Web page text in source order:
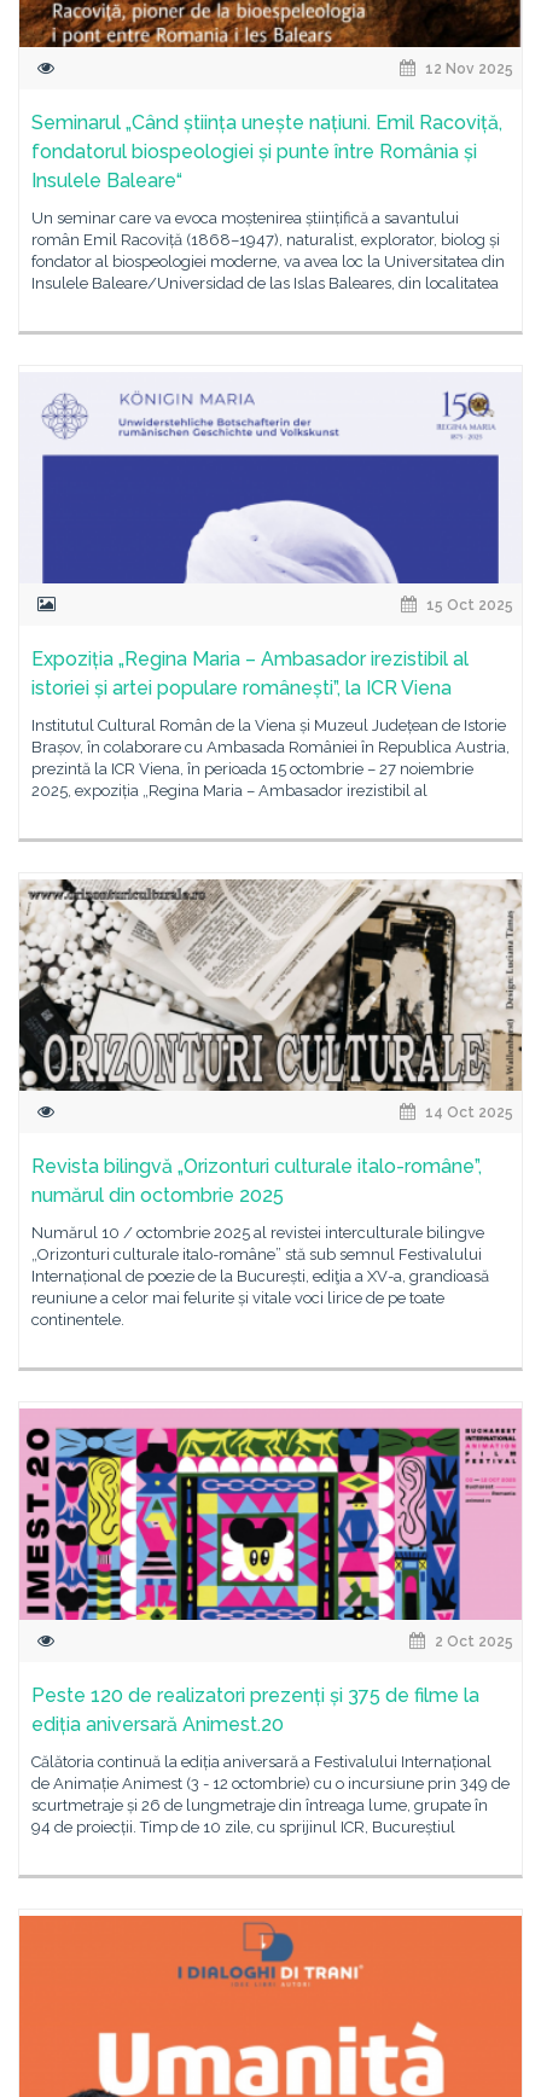
12 Nov 2025
Seminarul „Când știința unește națiuni. Emil Racoviță,
fondatorul biospeologiei și punte între România și
Insulele Baleare“
Un seminar care va evoca moștenirea științifică a savantului
român Emil Racoviță (1868–1947), naturalist, explorator, biolog și
fondator al biospeologiei moderne, va avea loc la Universitatea din
Insulele Baleare/Universidad de las Islas Baleares, din localitatea
15 Oct 2025
Expoziția „Regina Maria – Ambasador irezistibil al
istoriei și artei populare românești”, la ICR Viena
Institutul Cultural Român de la Viena și Muzeul Județean de Istorie
Brașov, în colaborare cu Ambasada României în Republica Austria,
prezintă la ICR Viena, în perioada 15 octombrie – 27 noiembrie
2025, expoziția „Regina Maria – Ambasador irezistibil al
14 Oct 2025
Revista bilingvă „Orizonturi culturale italo-române”,
numărul din octombrie 2025
Numărul 10 / octombrie 2025 al revistei interculturale bilingve
„Orizonturi culturale italo-române” stă sub semnul Festivalului
Internațional de poezie de la București, ediţia a XV-a, grandioasă
reuniune a celor mai felurite și vitale voci lirice de pe toate
continentele.
2 Oct 2025
Peste 120 de realizatori prezenți și 375 de filme la
ediția aniversară Animest.20
Călătoria continuă la ediția aniversară a Festivalului Internațional
de Animație Animest (3 - 12 octombrie) cu o incursiune prin 349 de
scurtmetraje și 26 de lungmetraje din întreaga lume, grupate în
94 de proiecții. Timp de 10 zile, cu sprijinul ICR, Bucureștiul